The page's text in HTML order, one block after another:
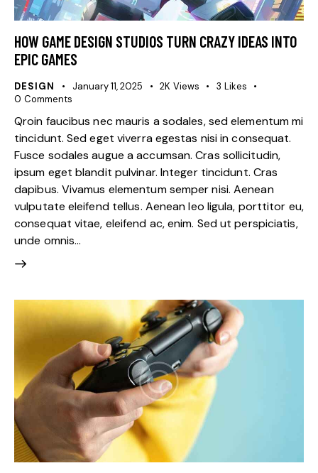
HOW GAME DESIGN STUDIOS TURN CRAZY IDEAS INTO
EPIC GAMES
DESIGN January 11, 2025 2K Views 3 Likes
0 Comments
Qroin faucibus nec mauris a sodales, sed elementum mi
tincidunt. Sed eget viverra egestas nisi in consequat.
Fusce sodales augue a accumsan. Cras sollicitudin,
ipsum eget blandit pulvinar. Integer tincidunt. Cras
dapibus. Vivamus elementum semper nisi. Aenean
vulputate eleifend tellus. Aenean leo ligula, porttitor eu,
consequat vitae, eleifend ac, enim. Sed ut perspiciatis,
unde omnis…